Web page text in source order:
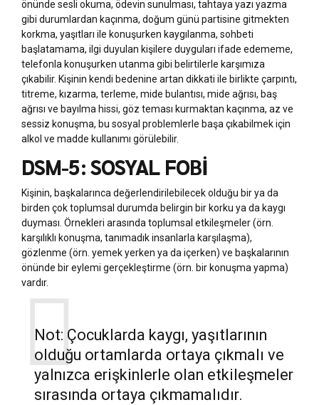
önünde sesli okuma, ödevin sunulması, tahtaya yazı yazma
gibi durumlardan kaçınma, doğum günü partisine gitmekten
korkma, yaşıtları ile konuşurken kaygılanma, sohbeti
başlatamama, ilgi duyulan kişilere duyguları ifade edememe,
telefonla konuşurken utanma gibi belirtilerle karşımıza
çıkabilir. Kişinin kendi bedenine artan dikkati ile birlikte çarpıntı,
titreme, kızarma, terleme, mide bulantısı, mide ağrısı, baş
ağrısı ve bayılma hissi, göz teması kurmaktan kaçınma, az ve
sessiz konuşma, bu sosyal problemlerle başa çıkabilmek için
alkol ve madde kullanımı görülebilir.
DSM-5: SOSYAL FOBİ
Kişinin, başkalarınca değerlendirilebilecek olduğu bir ya da
birden çok toplumsal durumda belirgin bir korku ya da kaygı
duyması. Örnekleri arasında toplumsal etkileşmeler (örn.
karşılıklı konuşma, tanımadık insanlarla karşılaşma),
gözlenme (örn. yemek yerken ya da içerken) ve başkalarının
önünde bir eylemi gerçekleştirme (örn. bir konuşma yapma)
vardır.
Not: Çocuklarda kaygı, yaşıtlarının
olduğu ortamlarda ortaya çıkmalı ve
yalnızca erişkinlerle olan etkileşmeler
sırasında ortaya çıkmamalıdır.